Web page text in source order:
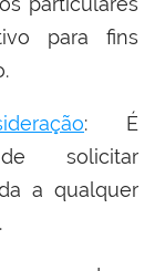
para fins
: É
solicitar
a qualquer